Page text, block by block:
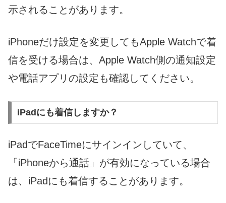
示されることがあります。
iPhoneだけ設定を変更してもApple Watchで着
信を受ける場合は、Apple Watch側の通知設定
や電話アプリの設定も確認してください。
iPadにも着信しますか？
iPadでFaceTimeにサインインしていて、
「iPhoneから通話」が有効になっている場合
は、iPadにも着信することがあります。